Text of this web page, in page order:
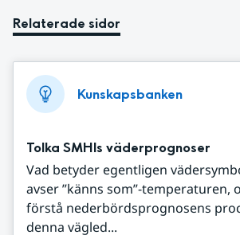
Relaterade sidor
Kunskapsbanken
Tolka SMHIs väderprognoser
Vad betyder egentligen
avser ”känns som”-temperaturen,
förstå nederbördsprognosens
denna vägled...